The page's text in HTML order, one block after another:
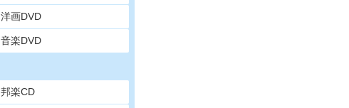
洋画DVD
音楽DVD
邦楽CD